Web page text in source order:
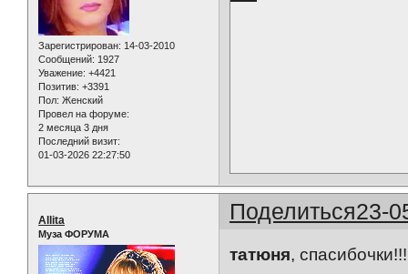
Зарегистрирован: 14-03-2010
Сообщений: 1927
Уважение: +4421
Позитив: +3391
Пол: Женский
Провел на форуме:
2 месяца 3 дня
Последний визит:
01-03-2026 22:27:50
Поделиться23-
Allita
Муза ФОРУМА
татюня,